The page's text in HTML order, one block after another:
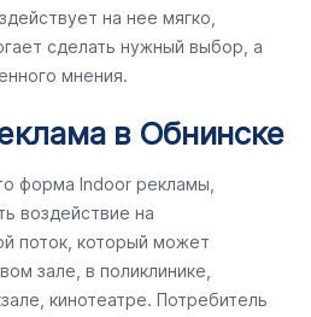
на нее мягко,
сделать нужный выбор, а
мнения.
в Обнинске
форма Indoor рекламы,
воздействие на
поток, который может
зале, в поликлинике,
кинотеатре. Потребитель